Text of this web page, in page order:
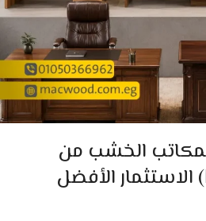
الخشب من
ماكوود (Macwood) الاستثمار الأفضل